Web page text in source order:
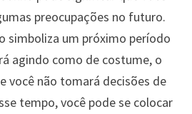
preocupações no futuro.
simboliza um próximo período
agindo como de costume, o
você não tomará decisões de
tempo, você pode se colocar